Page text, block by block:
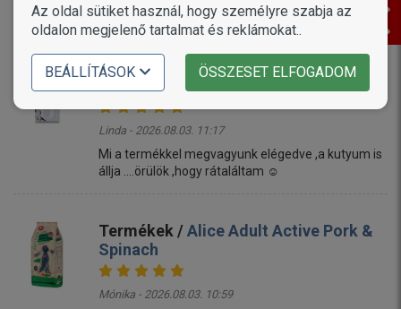
Vásárlóink írták
Termékek /
Petosan ujjra húzható
fogtisztító kendő
Linda - 2026.08.03. 11:17
Mi a termékkel megvagyunk elégedve ,a kutyum is
állja ....örülök ,hogy rátaláltam ☺️
Termékek /Alice Adult Active Pork &
Spinach
Mónika - 2026.08.03. 10:59
Az oldal sütiket használ, hogy személyre szabja az
oldalon megjelenő tartalmat és reklámokat..
BEÁLLÍTÁSOK ÖSSZESET ELFOGADOM